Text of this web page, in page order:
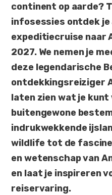
continent op aarde?
infosessies ontdek je
expeditiecruise naar
2027. We nemen je
deze legendarische
ontdekkingsreiziger
laten zien wat je
buitengewone
indrukwekkende
wildlife tot de
en wetenschap van
en laat je inspireren
reiservaring.